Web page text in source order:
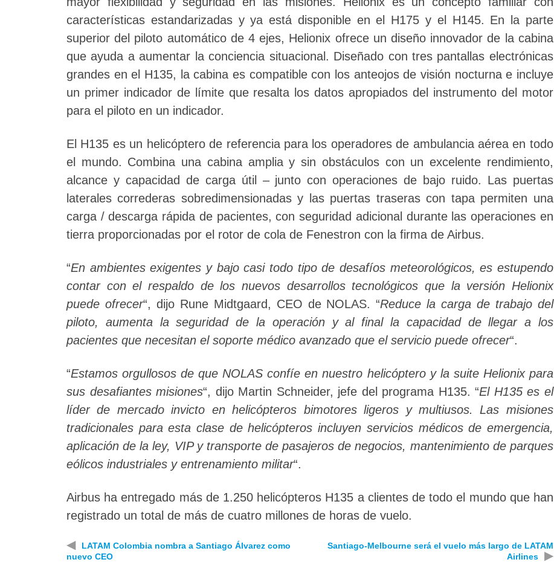
características estandarizadas y ya está disponible en el H175 y el H145. En la parte
superior del piloto automático de 4 ejes, Helionix ofrece un diseño innovador de la cabina
que ayuda a aumentar la conciencia situacional. Diseñado con tres pantallas electrónicas
grandes en el H135, la cabina es compatible con los anteojos de visión nocturna e incluye
un primer indicador de límite que resalta los datos apropiados del instrumento del motor
para el piloto en un indicador.
El H135 es un helicóptero de referencia para los operadores de ambulancia aérea en todo
el mundo. Combina una cabina amplia y sin obstáculos con un excelente rendimiento,
alcance y capacidad de carga útil – junto con operaciones de bajo ruido. Las puertas
laterales correderas sobredimensionadas y las puertas traseras con tapa permiten una
carga / descarga rápida de pacientes, con seguridad adicional durante las operaciones en
tierra proporcionadas por el rotor de cola de Fenestron con la firma de Airbus.
“En ambientes exigentes y bajo casi todo tipo de desafíos meteorológicos, es estupendo
contar con el respaldo de los nuevos desarrollos tecnológicos que la versión Helionix
puede ofrecer“, dijo Rune Midtgaard, CEO de NOLAS. “Reduce la carga de trabajo del
piloto, aumenta la seguridad de la operación y al final la capacidad de llegar a los
pacientes que necesitan el soporte médico avanzado que el servicio puede ofrecer“.
“Estamos orgullosos de que NOLAS confíe en nuestro helicóptero y la suite Helionix para
sus desafiantes misiones“, dijo Martin Schneider, jefe del programa H135. “El H135 es el
líder de mercado invicto en helicópteros bimotores ligeros y multiusos. Las misiones
tradicionales para esta clase de helicópteros incluyen servicios médicos de emergencia,
aplicación de la ley, VIP y transporte de pasajeros de negocios, mantenimiento de parques
eólicos industriales y entrenamiento militar“.
Airbus ha entregado más de 1.250 helicópteros H135 a clientes de todo el mundo que han
registrado un total de más de cuatro millones de horas de vuelo.
◀
LATAM Colombia nombra a Santiago Álvarez como
nuevo CEO
Santiago-Melbourne será el vuelo más largo de LATAM
Airlines
▶